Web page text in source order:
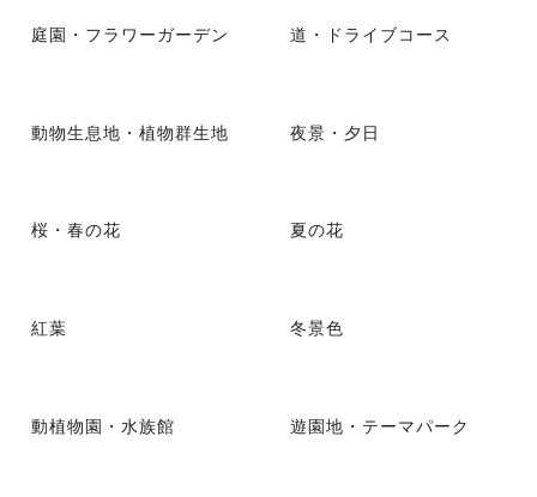
庭園・フラワーガーデン 道・ドライブコース
動物生息地・植物群生地 夜景・夕日
桜・春の花 夏の花
紅葉 冬景色
動植物園・水族館 遊園地・テーマパーク